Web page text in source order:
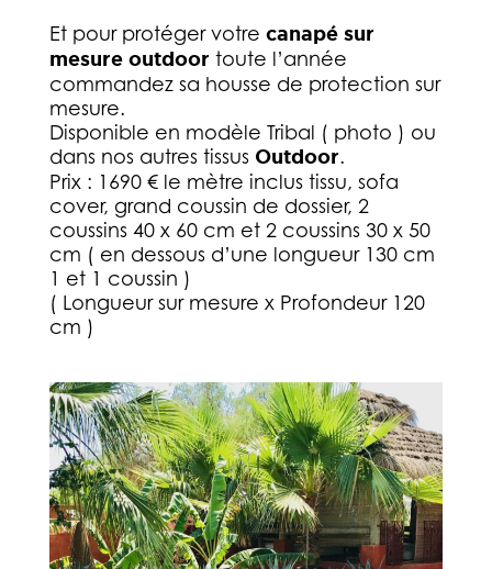
Et pour protéger votre canapé sur
mesure outdoor toute l’année
commandez sa housse de protection sur
mesure.
Disponible en modèle Tribal ( photo ) ou
dans nos autres tissus Outdoor.
Prix : 1690 € le mètre inclus tissu, sofa
cover, grand coussin de dossier, 2
coussins 40 x 60 cm et 2 coussins 30 x 50
cm ( en dessous d’une longueur 130 cm
1 et 1 coussin )
( Longueur sur mesure x Profondeur 120
cm )